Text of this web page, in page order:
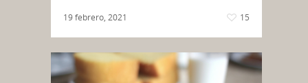
19 febrero, 2021 15